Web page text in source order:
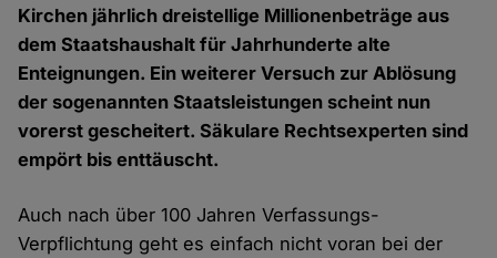
Kirchen jährlich dreistellige Millionenbeträge aus
dem Staatshaushalt für Jahrhunderte alte
Enteignungen. Ein weiterer Versuch zur Ablösung
der sogenannten Staatsleistungen scheint nun
vorerst gescheitert. Säkulare Rechtsexperten sind
empört bis enttäuscht.
Auch nach über 100 Jahren Verfassungs-
Verpflichtung geht es einfach nicht voran bei der